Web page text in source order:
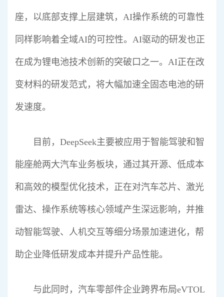
座，以底部支撑上层建筑，AI操作系统的可靠性
同样影响着全域AI的可控性。AI驱动的研发也正
在成为锂电池技术创新的突破口之一。AI正在改
变材料的研发范式，将大幅加速全固态电池的研
发速度。
目前，DeepSeek主要被应用于智能驾驶和智
能座舱两大汽车业务板块，通过其开源、低成本
和高效的模型优化技术，正在对汽车芯片、激光
雷达、操作系统等核心领域产生深远影响，并推
动智能驾驶、人机交互等细分场景加速进化，帮
助企业降低研发成本并提升产品性能。
与此同时，汽车零部件企业跨界布局eVTOL